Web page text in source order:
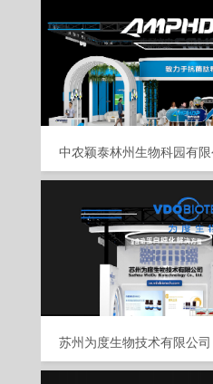
中农颖泰林州生物科园有限
苏州为度生物技术有限公司